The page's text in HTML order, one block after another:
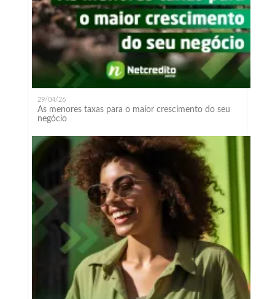
29/04/26
As menores taxas para o maior crescimento do seu
negócio